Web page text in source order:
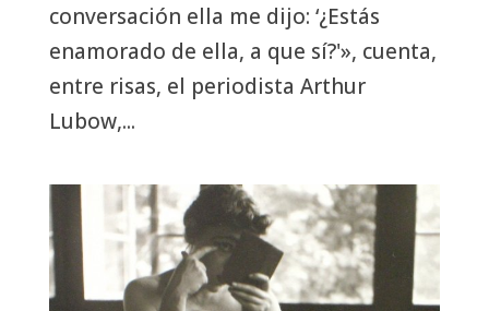
conversación ella me dijo: ‘¿Estás
enamorado de ella, a que sí?'», cuenta,
entre risas, el periodista Arthur
Lubow,...